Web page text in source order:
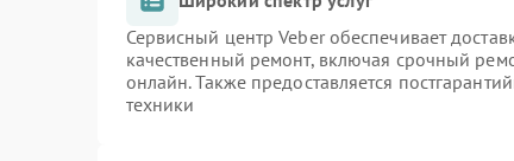
Сервисный центр Veber обеспечивает
качественный ремонт, включая срочный
онлайн. Также предоставляется
техники